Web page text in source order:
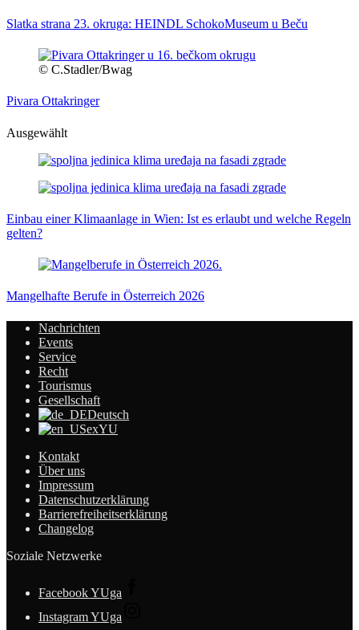
Slatka strana 23. okruga: HEINDL SchokoMuseum u Beču
© C.Stadler/Bwag
Pivara Ottakringer
Ausgewählt
Einbau einer Klimaanlage in Wien: Ist es erlaubt und welche Regeln
gelten?
Mangelhafte Berufe in Österreich 2026
Nachrichten
Events
Service
Recht
Tourismus
Gesellschaft
Deutsch
exYU
Kontakt
Über uns
Impressum
Datenschutzerklärung
Barrierefreiheitserklärung
Changelog
Soziale Netzwerke
Facebook YUga
Instagram YUga